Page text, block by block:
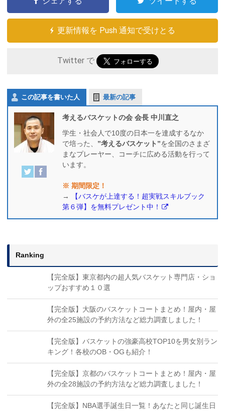
更新情報を Push 通知で受けとる
Twitter で
この記事を書いた人 最新の記事
考えるバスケットの会 会長 中川直之
学生・社会人で10度の日本一を達成するなか
で培った、 ”考えるバスケット”を全国のさまざ
まなプレーヤー、コーチに広める活動を行って
います。
※ 期間限定！
→
【バスケが上達する！超実戦スキルブック
第６弾】を無料プレゼント中！
Ranking
【完全版】東京都内の超人気バスケット専門店・ショ
ップおすすめ１０選
【完全版】大阪のバスケットコートまとめ！屋内・屋
外の全25施設の予約方法など総力調査しました！
【完全版】バスケットの強豪高校TOP10を男女別ラン
キング！各校のOB・OGも紹介！
【完全版】京都のバスケットコートまとめ！屋内・屋
外の全28施設の予約方法など総力調査しました！
【完全版】NBA選手誕生日一覧！あなたと同じ誕生日